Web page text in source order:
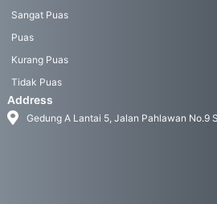
Sangat Puas
Puas
Kurang Puas
Tidak Puas
Address
Gedung A Lantai 5, Jalan Pahlawan No.9